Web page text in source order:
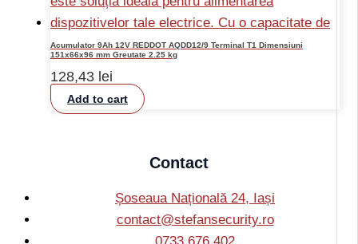
Acumulator 9Ah 12V REDDOT AQDD12/9 Terminal T1 Dimensiuni
151x66x96 mm Greutate 2.25 kg
128,43 lei
Add to cart
Contact
Șoseaua Națională 24, Iași
contact@stefansecurity.ro